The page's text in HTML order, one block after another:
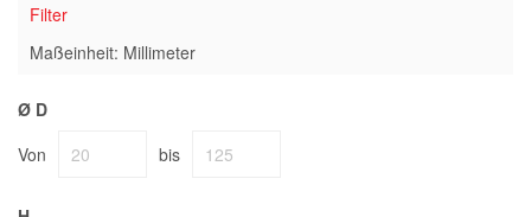
Filter
Maßeinheit: Millimeter
Ø D
Von
bis